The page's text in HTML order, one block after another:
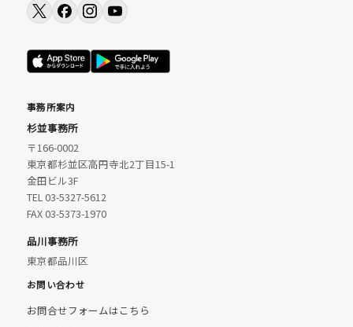
事務所案内
杉並事務所
〒166-0002
東京都杉並区高円寺北2丁目15-1
金田ビル3F
TEL 03-5327-5612
FAX 03-5373-1970
品川事務所
東京都品川区
お問い合わせ
お問合せフォームはこちら